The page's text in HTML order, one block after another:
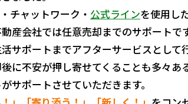
チャットワーク・ 公式ラインを使用し
産会社では任意売却までのサポート
サポートまでアフターサービスとして
に不安が押し寄せてくることも多々あ
サポートさせていただきます。